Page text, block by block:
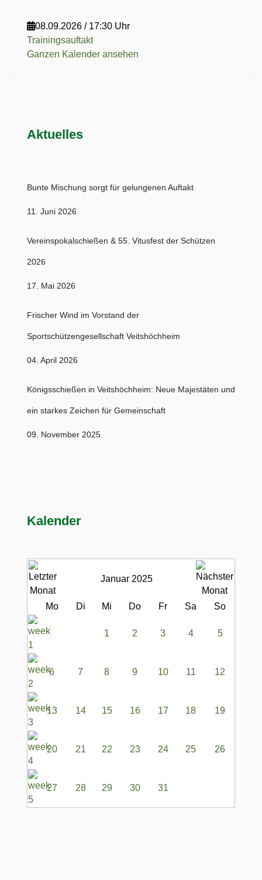
08.09.2026 / 17:30 Uhr
Trainingsauftakt
Ganzen Kalender ansehen
Aktuelles
Bunte Mischung sorgt für gelungenen Auftakt
11. Juni 2026
Vereinspokalschießen & 55. Vitusfest der Schützen
2026
17. Mai 2026
Frischer Wind im Vorstand der
Sportschützengesellschaft Veitshöchheim
04. April 2026
Königsschießen in Veitshöchheim: Neue Majestäten und
ein starkes Zeichen für Gemeinschaft
09. November 2025
Kalender
Januar 2025
Mo Di Mi Do Fr Sa So
1 2 3 4 5
6 7 8 9 10 11 12
13 14 15 16 17 18 19
20 21 22 23 24 25 26
27 28 29 30 31